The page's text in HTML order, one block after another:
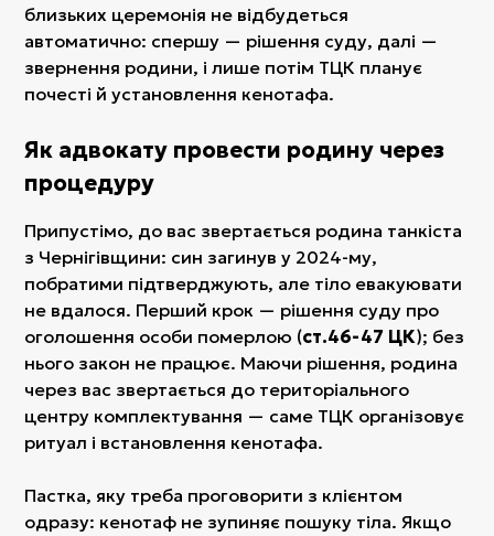
близьких церемонія не відбудеться
автоматично: спершу — рішення суду, далі —
звернення родини, і лише потім ТЦК планує
почесті й установлення кенотафа.
Як адвокату провести родину через
процедуру
Припустімо, до вас звертається родина танкіста
з Чернігівщини: син загинув у 2024-му,
побратими підтверджують, але тіло евакуювати
не вдалося. Перший крок — рішення суду про
оголошення особи померлою (ст.46-47 ЦК); без
нього закон не працює. Маючи рішення, родина
через вас звертається до територіального
центру комплектування — саме ТЦК організовує
ритуал і встановлення кенотафа.
Пастка, яку треба проговорити з клієнтом
одразу: кенотаф не зупиняє пошуку тіла. Якщо